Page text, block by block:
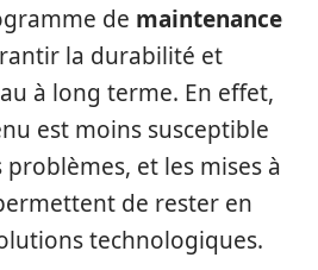
de maintenance
la durabilité et
à long terme. En effet,
est moins susceptible
et les mises à
de rester en
technologiques.